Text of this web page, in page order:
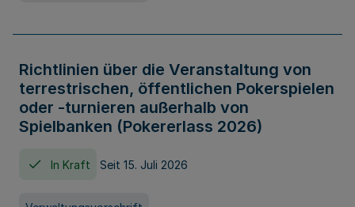
Richtlinien über die Veranstaltung von
terrestrischen, öffentlichen Pokerspielen
oder -turnieren außerhalb von
Spielbanken (Pokererlass 2026)
In Kraft Seit 15. Juli 2026